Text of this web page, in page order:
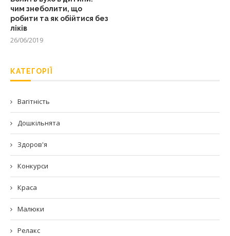
чим знеболити, що
робити та як обійтися без
ліків
26/06/2019
КАТЕГОРІЇ
Вагітність
Дошкільнята
Здоров'я
Конкурси
Краса
Малюки
Релакс